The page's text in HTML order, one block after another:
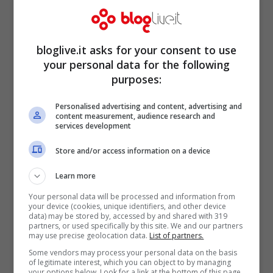
nome di Marcorè.
Resta però qualche interrogativo: perché
la Carfagna non è così intransigente anche
con il suo leader?Perché non chiede a
bloglive.it asks for your consent to use
your personal data for the following
purposes:
Personalised advertising and content, advertising and
content measurement, audience research and
services development
Store and/or access information on a device
Learn more
Your personal data will be processed and information from
your device (cookies, unique identifiers, and other device
data) may be stored by, accessed by and shared with 319
partners, or used specifically by this site. We and our partners
may use precise geolocation data. List of partners.
Some vendors may process your personal data on the basis
of legitimate interest, which you can object to by managing